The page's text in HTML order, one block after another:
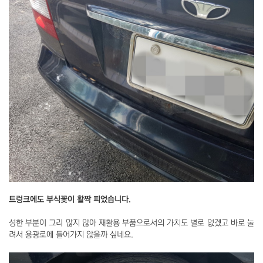
트렁크에도 부식꽃이 활짝 피었습니다.
성한 부분이 그리 많지 않아 재활용 부품으로서의 가치도 별로 없겠고 바로 눌
려서 용광로에 들어가지 않을까 싶네요.